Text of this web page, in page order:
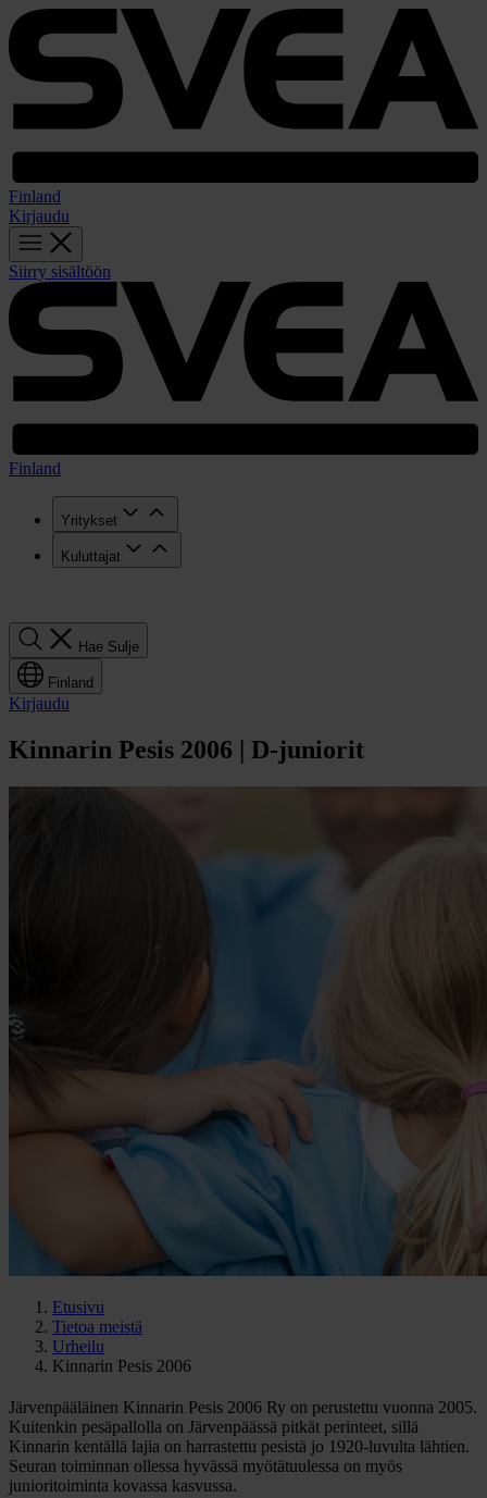
Finland
Kirjaudu
Siirry sisältöön
Finland
Yritykset
Kuluttajat
Hae Sulje
Finland
Kirjaudu
Kinnarin Pesis 2006 | D-juniorit
Etusivu
Tietoa meistä
Urheilu
Kinnarin Pesis 2006
Järvenpääläinen Kinnarin Pesis 2006 Ry on perustettu vuonna 2005.
Kuitenkin pesäpallolla on Järvenpäässä pitkät perinteet, sillä
Kinnarin kentällä lajia on harrastettu pesistä jo 1920-luvulta lähtien.
Seuran toiminnan ollessa hyvässä myötätuulessa on myös
junioritoiminta kovassa kasvussa.